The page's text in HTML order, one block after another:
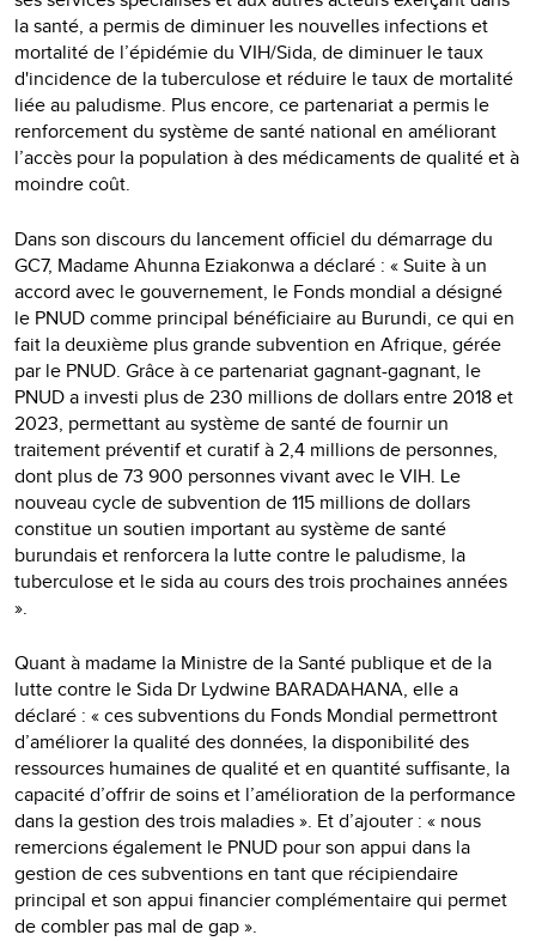
la santé, a permis de diminuer les nouvelles infections et
mortalité de l’épidémie du VIH/Sida, de diminuer le taux
d'incidence de la tuberculose et réduire le taux de mortalité
liée au paludisme. Plus encore, ce partenariat a permis le
renforcement du système de santé national en améliorant
l’accès pour la population à des médicaments de qualité et à
moindre coût.
Dans son discours du lancement officiel du démarrage du
GC7, Madame Ahunna Eziakonwa a déclaré : « Suite à un
accord avec le gouvernement, le Fonds mondial a désigné
le PNUD comme principal bénéficiaire au Burundi, ce qui en
fait la deuxième plus grande subvention en Afrique, gérée
par le PNUD. Grâce à ce partenariat gagnant-gagnant, le
PNUD a investi plus de 230 millions de dollars entre 2018 et
2023, permettant au système de santé de fournir un
traitement préventif et curatif à 2,4 millions de personnes,
dont plus de 73 900 personnes vivant avec le VIH. Le
nouveau cycle de subvention de 115 millions de dollars
constitue un soutien important au système de santé
burundais et renforcera la lutte contre le paludisme, la
tuberculose et le sida au cours des trois prochaines années
».
Quant à madame la Ministre de la Santé publique et de la
lutte contre le Sida Dr Lydwine BARADAHANA, elle a
déclaré : « ces subventions du Fonds Mondial permettront
d’améliorer la qualité des données, la disponibilité des
ressources humaines de qualité et en quantité suffisante, la
capacité d’offrir de soins et l’amélioration de la performance
dans la gestion des trois maladies ». Et d’ajouter : « nous
remercions également le PNUD pour son appui dans la
gestion de ces subventions en tant que récipiendaire
principal et son appui financier complémentaire qui permet
de combler pas mal de gap ».